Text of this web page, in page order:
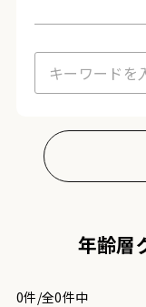
年齢層
0件/全0件中